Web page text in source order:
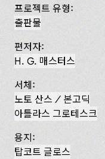
프로젝트 유형:
출판물
편저자:
H. G. 매스터스
서체:
노토 산스 / 본고딕
아틀라스 그로테스크
용지:
탑코트 글로스